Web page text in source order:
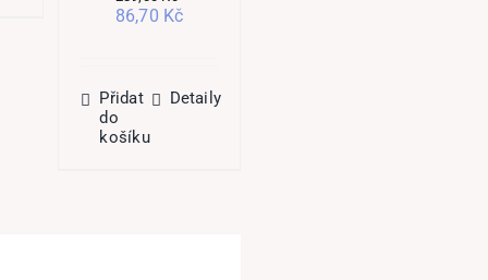
Původní
86,70 KčAktuální
Přidat
do
košíku
Detaily